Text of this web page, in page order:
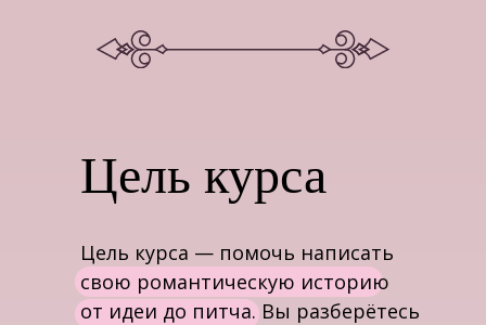
Цель курса — помочь написать
свою романтическую историю
от идеи до питча. Вы разберётесь
Цель курса